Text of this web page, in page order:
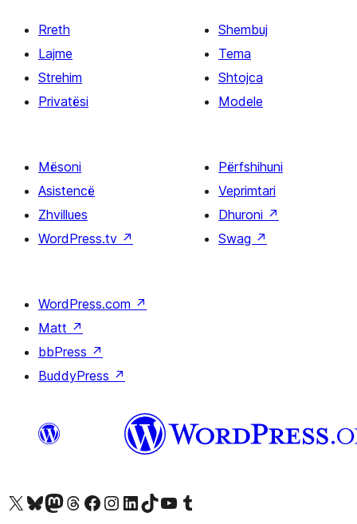
Rreth
Lajme
Strehim
Privatësi
Shembuj
Tema
Shtojca
Modele
Mësoni
Asistencë
Zhvillues
WordPress.tv ↗
Përfshihuni
Veprimtari
Dhuroni ↗
Swag ↗
WordPress.com ↗
Matt ↗
bbPress ↗
BuddyPress ↗
Vizitoni llogarinë tonë X (ish Twitter)
Vizitoni llogarinë tonë Bluesky
Vizitoni llogarinë tonë Mastodon
Vizitoni llogarinë tonë Threads
Vizitoni faqen tonë në Facebook
Vizitoni llogarinë tonë Instagram
Vizitoni llogarinë tonë LinkedIn
Vizitoni llogarinë tonë TikTok
Vizitoni kanalin tonë YouTube
Vizitoni llogarinë tonë Tumblr